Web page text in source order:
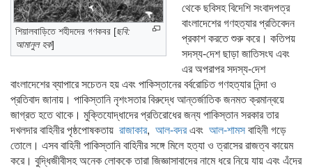
শিয়ালবাড়িতে শহীদদের গণকবর [ছবি:
আমানুল হক]
থেকে ছবিসহ বিদেশি সংবাদপত্র
বাংলাদেশের গণহত্যার প্রতিবেদন
প্রকাশ করতে শুরু করে। কতিপয়
সদস্য-দেশ ছাড়া জাতিসংঘ এবং
এর অপরাপর সদস্য-দেশ
বাংলাদেশের ব্যাপারে সচেতন হয় এবং পাকিস্তানের বর্বরোচিত গণহত্যার নিন্দা ও
প্রতিবাদ জানায়। পাকিস্তানি নৃশংসতার বিরুদ্ধে আন্তর্জাতিক জনমত ক্রমান্বয়ে
জাগ্রত হতে থাকে। মুক্তিযোদ্ধাদের প্রতিরোধের জন্য পাকিস্তান সরকার তার
দখলদার বাহিনীর পৃষ্ঠপোষকতায় রাজাকার, আল-বদরএবং আল-শামস বাহিনী গড়ে
তোলে। এসব বাহিনী পাকিস্তানি বাহিনীর সঙ্গে মিলে হত্যা ও ত্রাসের রাজত্ব কায়েম
করে। বুদ্ধিজীবীসহ অনেক লোককে তারা জিজ্ঞাসাবাদের নামে ধরে নিয়ে যায় এবং এঁদের